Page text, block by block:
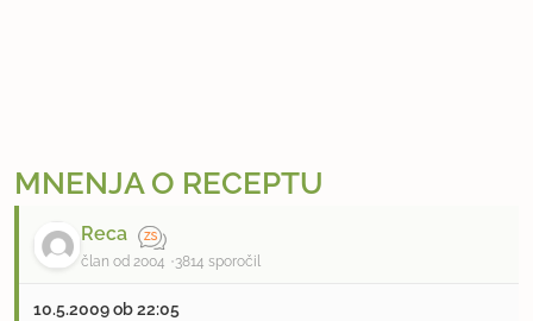
MNENJA O RECEPTU
Reca
član od 2004 3814 sporočil
10.5.2009 ob 22:05